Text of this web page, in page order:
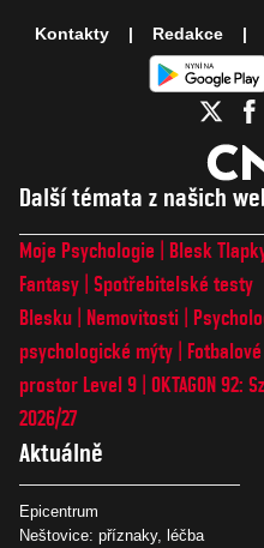
Další témata z našich
Moje Psychologie Blesk
Fantasy Spotřebitelské testy
Blesku
Nemovitosti
psychologické mýty
prostor Level 9 OKTAGON 92:
2026/27
Aktuálně
Epicentrum
Neštovice: příznaky, léčba
Kontakty Redakce